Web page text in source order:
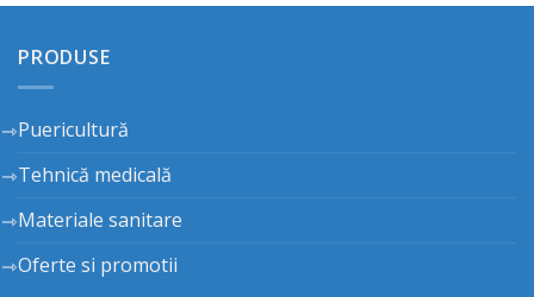
PRODUSE
Puericultură
Tehnică medicală
Materiale sanitare
Oferte si promotii